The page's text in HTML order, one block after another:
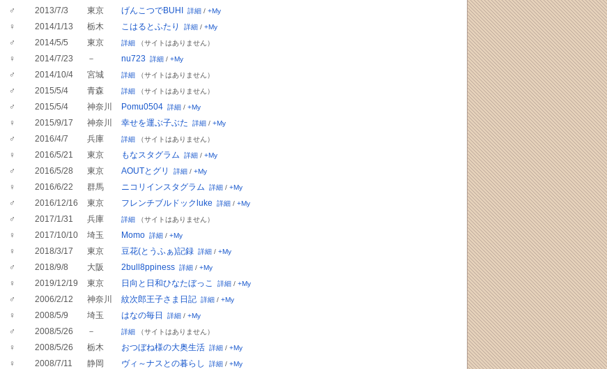
♂ 2013/7/3 東京 げんこつでBUHI 詳細/ +My
♀ 2014/1/13 栃木 こはるとふたり 詳細/ +My
♂ 2014/5/5 東京 詳細（サイトはありません）
♀ 2014/7/23 － nu723 詳細/ +My
♂ 2014/10/4 宮城 詳細（サイトはありません）
♂ 2015/5/4 青森 詳細（サイトはありません）
♂ 2015/5/4 神奈川 Pomu0504 詳細/ +My
♀ 2015/9/17 神奈川 幸せを運ぶ子ぶた 詳細/ +My
♂ 2016/4/7 兵庫 詳細（サイトはありません）
♀ 2016/5/21 東京 もなスタグラム 詳細/ +My
♂ 2016/5/28 東京 AOUTとグリ 詳細/ +My
♀ 2016/6/22 群馬 ニコリインスタグラム 詳細/ +My
♂ 2016/12/16 東京 フレンチブルドックluke 詳細/ +My
♂ 2017/1/31 兵庫 詳細（サイトはありません）
♀ 2017/10/10 埼玉 Momo 詳細/ +My
♀ 2018/3/17 東京 豆花(とうふぁ)記録 詳細/ +My
♂ 2018/9/8 大阪 2bull8ppiness 詳細/ +My
♀ 2019/12/19 東京 日向と日和ひなたぼっこ 詳細/ +My
♂ 2006/2/12 神奈川 紋次郎王子さま日記 詳細/ +My
♀ 2008/5/9 埼玉 はなの毎日 詳細/ +My
♂ 2008/5/26 － 詳細（サイトはありません）
♀ 2008/5/26 栃木 おつぼね様の大奥生活 詳細/ +My
♀ 2008/7/11 静岡 ヴィ～ナスとの暮らし 詳細/ +My